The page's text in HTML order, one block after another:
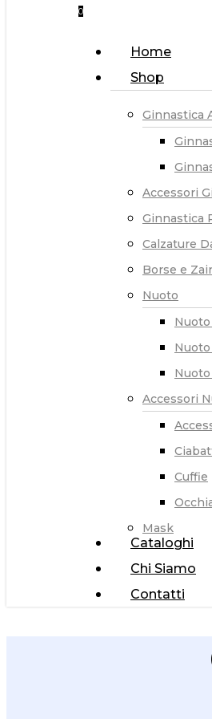
0
Home
Shop
Ginnastica
Accessori
Ginnastica
Calzature
Borse e
Nuoto
Accessori
Cuffie
Mask
Cataloghi
Chi Siamo
Contatti